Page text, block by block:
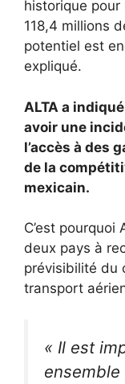
historique pour
118,4 millions
potentiel est
expliqué.
ALTA a
avoir une
l’accès à des
de la
mexicain.
C’est pourquoi
deux pays à
prévisibilité du
transport
« Il est